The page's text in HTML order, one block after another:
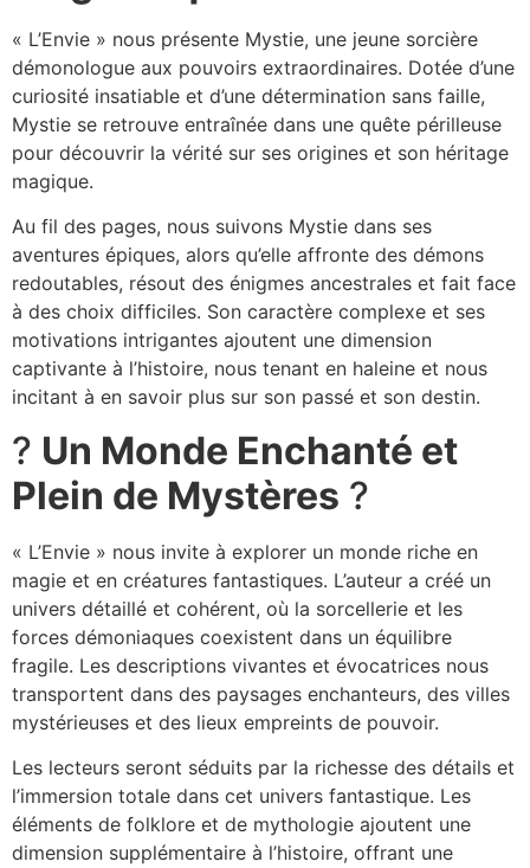
« L’Envie » nous présente Mystie, une jeune sorcière
démonologue aux pouvoirs extraordinaires. Dotée d’une
curiosité insatiable et d’une détermination sans faille,
Mystie se retrouve entraînée dans une quête périlleuse
pour découvrir la vérité sur ses origines et son héritage
magique.
Au fil des pages, nous suivons Mystie dans ses
aventures épiques, alors qu’elle affronte des démons
redoutables, résout des énigmes ancestrales et fait face
à des choix difficiles. Son caractère complexe et ses
motivations intrigantes ajoutent une dimension
captivante à l’histoire, nous tenant en haleine et nous
incitant à en savoir plus sur son passé et son destin.
? Un Monde Enchanté et
Plein de Mystères ?
« L’Envie » nous invite à explorer un monde riche en
magie et en créatures fantastiques. L’auteur a créé un
univers détaillé et cohérent, où la sorcellerie et les
forces démoniaques coexistent dans un équilibre
fragile. Les descriptions vivantes et évocatrices nous
transportent dans des paysages enchanteurs, des villes
mystérieuses et des lieux empreints de pouvoir.
Les lecteurs seront séduits par la richesse des détails et
l’immersion totale dans cet univers fantastique. Les
éléments de folklore et de mythologie ajoutent une
dimension supplémentaire à l’histoire, offrant une